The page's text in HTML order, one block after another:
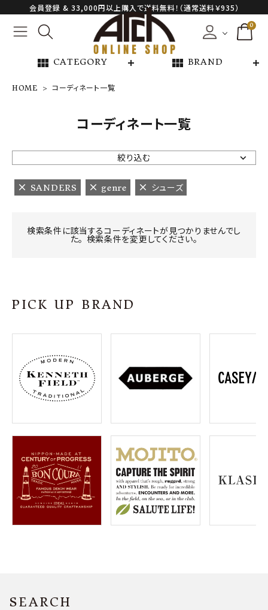
会員登録 & 33,000円以上購入で送料無料！（通常送料￥935）
0
view_module CATEGORY view_module BRAND
NEW ARRIVAL
ARCH EXCLUSIVE
BRAND
INFORMATION
ご利用ガイド
プライバシーポリシー
特定商取引法について
お問い合わせ
OFFICIAL WEB SITE
ACCOUNT MENU
ようこそ ゲスト 様
meeting_room ログイン 会員登録
HOME コーディネート一覧
コーディネート一覧
絞り込む
SANDERS genre シューズ
検索条件に該当するコーディネートが見つかりませんでし
た。 検索条件を変更してください。
PICK UP BRAND
SEARCH